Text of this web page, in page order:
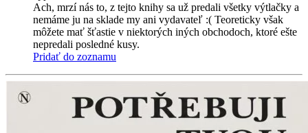
Ach, mrzí nás to, z tejto knihy sa už predali všetky výtlačky a
nemáme ju na sklade my ani vydavateľ :( Teoreticky však
môžete mať šťastie v niektorých iných obchodoch, ktoré ešte
nepredali posledné kusy.
Pridať do zoznamu